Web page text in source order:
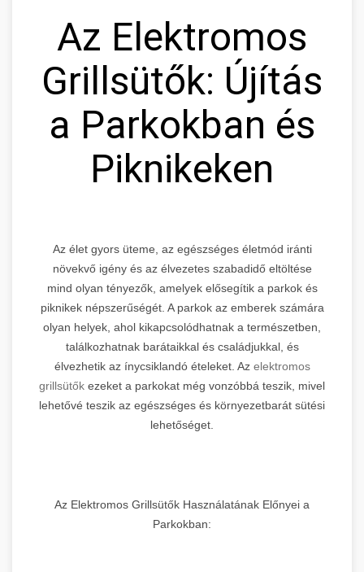
Az Elektromos
Grillsütők: Újítás
a Parkokban és
Piknikeken
Az élet gyors üteme, az egészséges életmód iránti
növekvő igény és az élvezetes szabadidő eltöltése
mind olyan tényezők, amelyek elősegítik a parkok és
piknikek népszerűségét. A parkok az emberek számára
olyan helyek, ahol kikapcsolódhatnak a természetben,
találkozhatnak barátaikkal és családjukkal, és
élvezhetik az ínycsiklandó ételeket. Az elektromos
grillsütők ezeket a parkokat még vonzóbbá teszik, mivel
lehetővé teszik az egészséges és környezetbarát sütési
lehetőséget.
Az Elektromos Grillsütők Használatának Előnyei a
Parkokban: